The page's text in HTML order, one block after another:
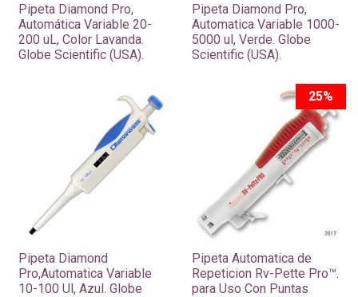
Pipeta Diamond Pro,
Automática Variable 20-
200 uL, Color Lavanda.
Globe Scientific (USA).
Pipeta Diamond Pro,
Automatica Variable 1000-
5000 ul, Verde. Globe
Scientific (USA).
Pipeta Diamond
Pro,Automatica Variable
10-100 Ul, Azul. Globe
​Pipeta Automatica de
Repeticion Rv-Pette Pro™.
para Uso Con Puntas
25%